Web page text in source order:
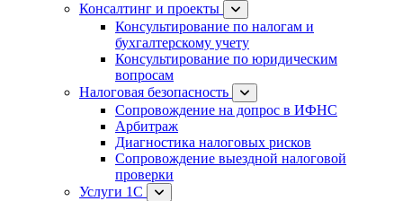
Консалтинг и проекты
Консультирование по налогам и
бухгалтерскому учету
Консультирование по юридическим
вопросам
Налоговая безопасность
Сопровождение на допрос в ИФНС
Арбитраж
Диагностика налоговых рисков
Сопровождение выездной налоговой
проверки
Услуги 1С